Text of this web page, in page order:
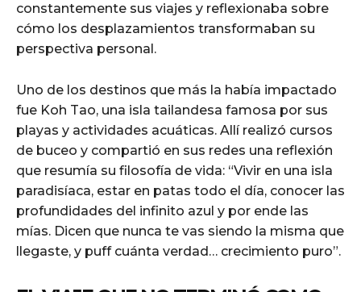
constantemente sus viajes y reflexionaba sobre
cómo los desplazamientos transformaban su
perspectiva personal.
Uno de los destinos que más la había impactado
fue Koh Tao, una isla tailandesa famosa por sus
playas y actividades acuáticas. Allí realizó cursos
de buceo y compartió en sus redes una reflexión
que resumía su filosofía de vida: “Vivir en una isla
paradisíaca, estar en patas todo el día, conocer las
profundidades del infinito azul y por ende las
mías. Dicen que nunca te vas siendo la misma que
llegaste, y puff cuánta verdad… crecimiento puro”.